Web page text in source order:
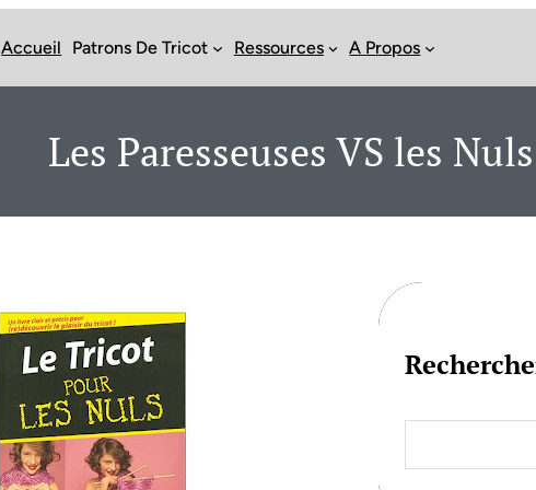
Accueil Patrons De Tricot Ressources A Propos
Les Paresseuses VS les Nuls
a